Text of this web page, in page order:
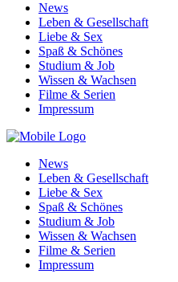
News
Leben & Gesellschaft
Liebe & Sex
Spaß & Schönes
Studium & Job
Wissen & Wachsen
Filme & Serien
Impressum
News
Leben & Gesellschaft
Liebe & Sex
Spaß & Schönes
Studium & Job
Wissen & Wachsen
Filme & Serien
Impressum